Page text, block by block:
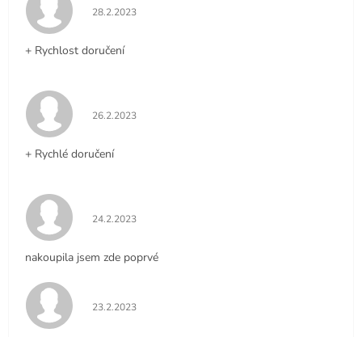
Hodnocení obchodu je 5 z 5 hvězdiček.
28.2.2023
+ Rychlost doručení
Hodnocení obchodu je 5 z 5 hvězdiček.
26.2.2023
+ Rychlé doručení
Hodnocení obchodu je 5 z 5 hvězdiček.
24.2.2023
nakoupila jsem zde poprvé
Hodnocení obchodu je 5 z 5 hvězdiček.
23.2.2023